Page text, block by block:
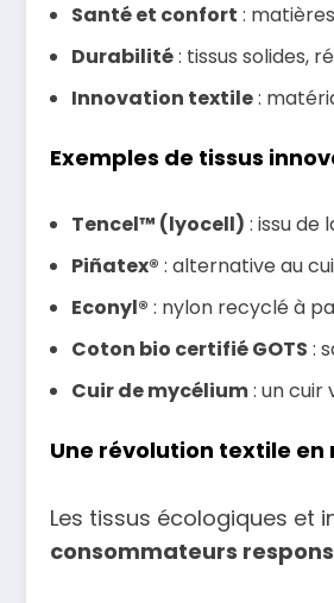
Santé et confort :
Durabilité: tissus solides,
Innovation textile:
Exemples de tissus
Tencel™ (lyocell) : issu de
Piñatex® : alternative au
Econyl® : nylon recyclé à
Coton bio certifié GOTS :
Cuir de mycélium: un cuir
Une révolution textile en
Les tissus écologiques et
consommateurs